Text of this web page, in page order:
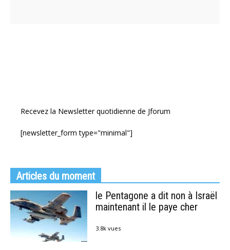
Recevez la Newsletter quotidienne de Jforum
[newsletter_form type="minimal"]
Articles du moment
le Pentagone a dit non à Israël
maintenant il le paye cher
3.8k vues